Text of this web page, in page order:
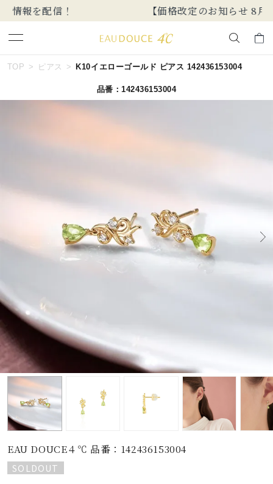
【価格改定のお知らせ 8月17日(月)より 】
キーワードで検索する
EAU DOUCE４℃
カテゴリー すべてのジュエリー
素材
カラー
誕生石
モチーフ
石の色
TOP ピアス K10イエローゴールド ピアス 142436153004
品番：142436153004
EAU DOUCE４℃ 品番：142436153004
SOLDOUT